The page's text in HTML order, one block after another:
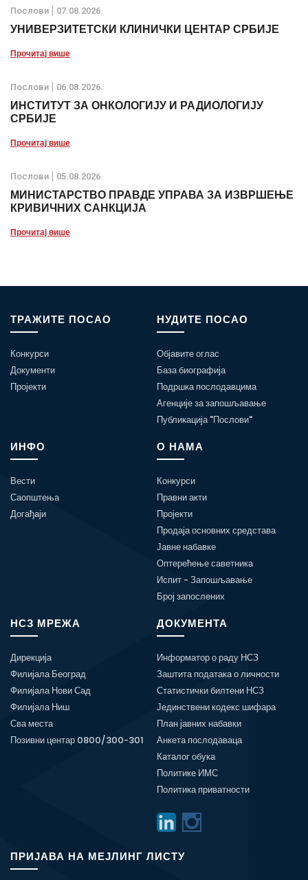
Послови 07.08.2026.
УНИВЕРЗИТЕТСКИ КЛИНИЧКИ ЦЕНТАР СРБИЈЕ
Прочитај више
Послови 06.08.2026.
ИНСТИТУТ ЗА ОНКОЛОГИЈУ И РАДИОЛОГИЈУ
СРБИЈЕ
Прочитај више
Послови 05.08.2026.
МИНИСТАРСТВО ПРАВДЕ УПРАВА ЗА ИЗВРШЕЊЕ
КРИВИЧНИХ САНКЦИЈА
Прочитај више
ТРАЖИТЕ ПОСАО
Конкурси
Документи
Пројекти
НУДИТЕ ПОСАО
Објавите оглас
База биографија
Подршка послодавцима
Агенције за запошљавање
Публикација "Послови"
ИНФО
Вести
Саопштења
Догађаји
О НАМА
Конкурси
Правни акти
Пројекти
Продаја основних средстава
Јавне набавке
Оптерећење саветника
Испит - Запошљавање
Број запослених
НСЗ МРЕЖА
Дирекција
Филијала Београд
Филијала Нови Сад
Филијала Ниш
Сва места
Позивни центар 0800/300-301
ДОКУМЕНТА
Информатор о раду НСЗ
Заштита података о личности
Статистички билтени НСЗ
Јединствени кодекс шифара
План јавних набавки
Анкета послодаваца
Каталог обука
Политике ИМС
Политика приватности
ПРИЈАВА НА МЕЈЛИНГ ЛИСТУ